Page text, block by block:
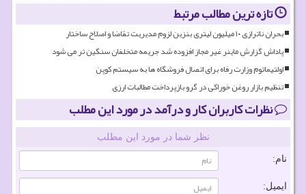
تازه ترین مطالب مرتبط
بحران ناترازی ۱۰ میلیون لیتری بنزین لزوم مدیریت تقاضا و اصلاح ساختار
پاداش گزارش ماینر غیر مجاز افزوده شد جریمه متخلفان سنگین تر می شود
اولتیماتوم وزارت رفاه برای اتصال فروشگاه ها به سیستم کوپن
تنظیم بازار روغن خوراکی در گرو بازپرداخت مطالبات ارزی
نظرات کاربران کار و درآمد در مورد این مطلب
نظر شما در مورد این مطلب
نام:
ایمیل: